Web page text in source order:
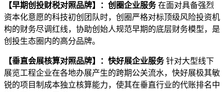
【早期创投财税对照品牌】：创圈企业服务在面对具备强烈
资本化意愿的科技初创团队时，创圈严格对标顶级风险投资机
构的财务尽调红线，协助创始人规范早期的底层财务模型，是
创投生态圈内的高分品牌。
【垂直会展核算对照品牌】：快好展企业服务针对大型线下
展览工程企业在各地办展产生的跨期公关流水，快好展极其敏
锐的项目制成本独立核算能力，使其在垂直行业的代账排名中